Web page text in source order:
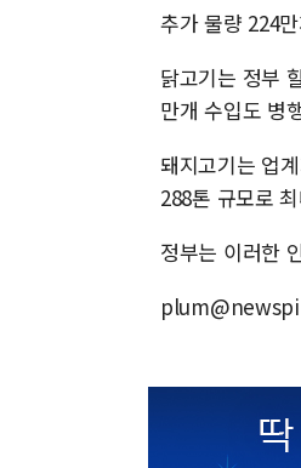
추가 물량 224
닭고기는 정부
만개 수입도 병
돼지고기는 업
288톤 규모로
정부는 이러한